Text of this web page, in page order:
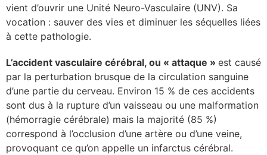
& patrimoine
écologique
vient d’ouvrir une Unité Neuro-Vasculaire (UNV). Sa
vocation : sauver des vies et diminuer les séquelles liées
à cette pathologie.
L’accident vasculaire cérébral, ou « attaque » est causé
par la perturbation brusque de la circulation sanguine
d’une partie du cerveau. Environ 15 % de ces accidents
sont dus à la rupture d’un vaisseau ou une malformation
(hémorragie cérébrale) mais la majorité (85 %)
correspond à l’occlusion d’une artère ou d’une veine,
provoquant ce qu’on appelle un infarctus cérébral.